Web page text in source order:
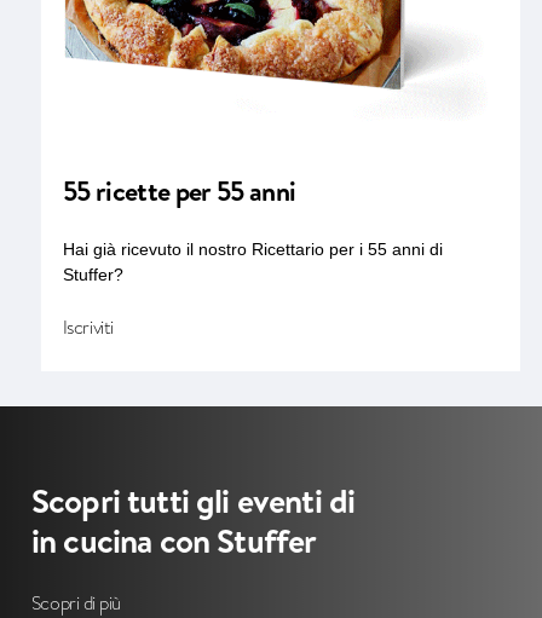
55 ricette per 55 anni
Hai già ricevuto il nostro Ricettario per i 55 anni di
Stuffer?
Iscriviti
Scopri tutti gli eventi di
in cucina con Stuffer
Scopridi più